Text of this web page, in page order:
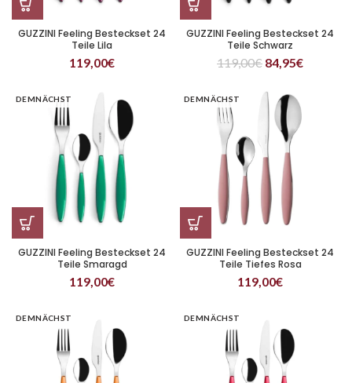
GUZZINI Feeling Besteckset 24
Teile Lila
119,00€
GUZZINI Feeling Besteckset 24
Teile Schwarz
119,00€ 84,95€
DEMNÄCHST
GUZZINI Feeling Besteckset 24
Teile Smaragd
119,00€
DEMNÄCHST
GUZZINI Feeling Besteckset 24
Teile Tiefes Rosa
119,00€
DEMNÄCHST DEMNÄCHST